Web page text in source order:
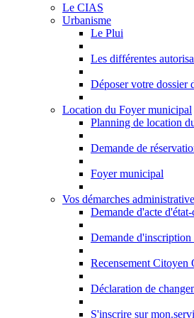
Le CIAS
Urbanisme
Le Plui
Les différentes
Déposer votre dossier
Location du Foyer municipal
Planning de location
Demande de
Foyer municipal
Vos démarches
Demande d'acte
Demande d'inscription
Recensement Citoyen
Déclaration de
S'inscrire sur